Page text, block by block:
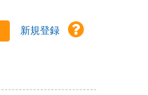
新規登録